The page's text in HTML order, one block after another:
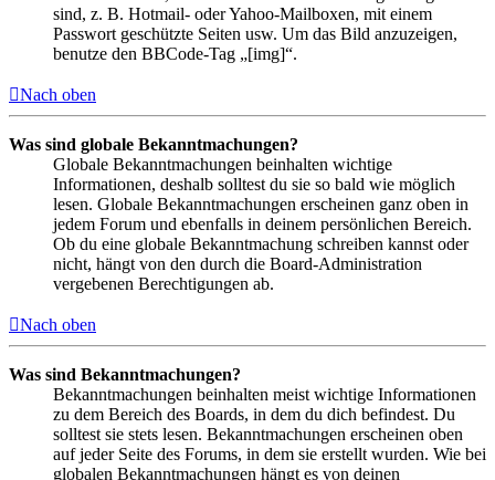
sind, z. B. Hotmail- oder Yahoo-Mailboxen, mit einem
Passwort geschützte Seiten usw. Um das Bild anzuzeigen,
benutze den BBCode-Tag „[img]“.
Nach oben
Was sind globale Bekanntmachungen?
Globale Bekanntmachungen beinhalten wichtige
Informationen, deshalb solltest du sie so bald wie möglich
lesen. Globale Bekanntmachungen erscheinen ganz oben in
jedem Forum und ebenfalls in deinem persönlichen Bereich.
Ob du eine globale Bekanntmachung schreiben kannst oder
nicht, hängt von den durch die Board-Administration
vergebenen Berechtigungen ab.
Nach oben
Was sind Bekanntmachungen?
Bekanntmachungen beinhalten meist wichtige Informationen
zu dem Bereich des Boards, in dem du dich befindest. Du
solltest sie stets lesen. Bekanntmachungen erscheinen oben
auf jeder Seite des Forums, in dem sie erstellt wurden. Wie bei
globalen Bekanntmachungen hängt es von deinen